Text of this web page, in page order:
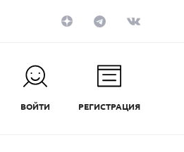
ВОЙТИ РЕГИСТРАЦИЯ